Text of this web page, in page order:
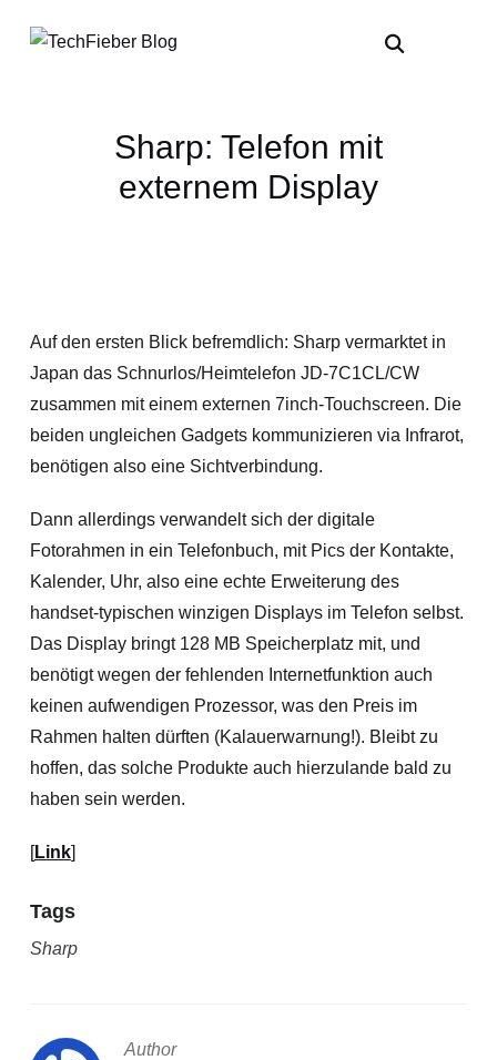
Sharp: Telefon mit
externem Display
Auf den ersten Blick befremdlich: Sharp vermarktet in
Japan das Schnurlos/Heimtelefon JD-7C1CL/CW
zusammen mit einem externen 7inch-Touchscreen. Die
beiden ungleichen Gadgets kommunizieren via Infrarot,
benötigen also eine Sichtverbindung.
Dann allerdings verwandelt sich der digitale
Fotorahmen in ein Telefonbuch, mit Pics der Kontakte,
Kalender, Uhr, also eine echte Erweiterung des
handset-typischen winzigen Displays im Telefon selbst.
Das Display bringt 128 MB Speicherplatz mit, und
benötigt wegen der fehlenden Internetfunktion auch
keinen aufwendigen Prozessor, was den Preis im
Rahmen halten dürften (Kalauerwarnung!). Bleibt zu
hoffen, das solche Produkte auch hierzulande bald zu
haben sein werden.
[Link]
Tags
Sharp
Author